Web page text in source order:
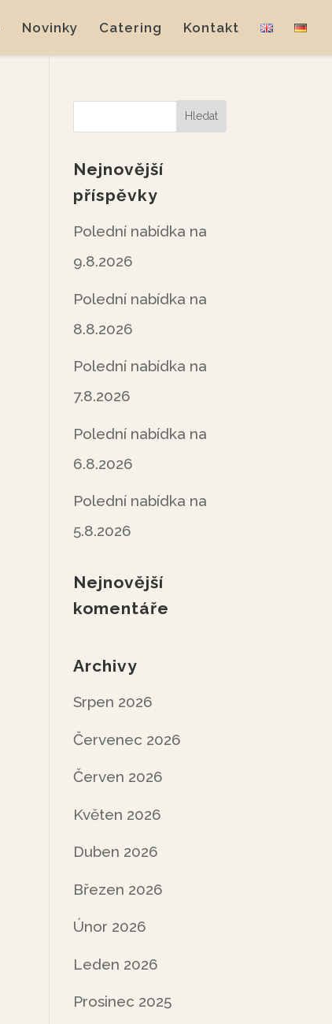
Novinky Catering Kontakt
Nejnovější
příspěvky
Polední nabídka na
9.8.2026
Polední nabídka na
8.8.2026
Polední nabídka na
7.8.2026
Polední nabídka na
6.8.2026
Polední nabídka na
5.8.2026
Nejnovější
komentáře
Archivy
Srpen 2026
Červenec 2026
Červen 2026
Květen 2026
Duben 2026
Březen 2026
Únor 2026
Leden 2026
Prosinec 2025